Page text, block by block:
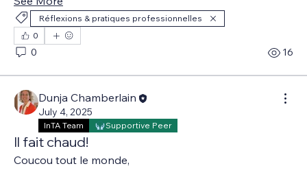
Réflexions & pratiques professionnelles
0
0 16
Dunja Chamberlain
July 4, 2025
InTA Team Supportive Peer
Il fait chaud!
Coucou tout le monde,